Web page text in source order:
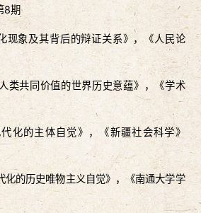
8期
现象及其背后的辩证关系》，《人民论
类共同价值的世界历史意蕴》，《学术
化的主体自觉》，《新疆社会科学》
化的历史唯物主义自觉》，《南通大学学